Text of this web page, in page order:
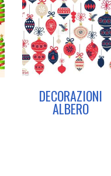
DECORAZIONI
ALBERO